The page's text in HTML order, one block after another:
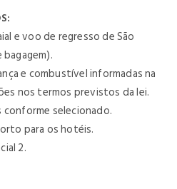
e voo de regresso de São
e combustível informadas na
nos termos previstos da lei.
selecionado.
para os hotéis.
2.